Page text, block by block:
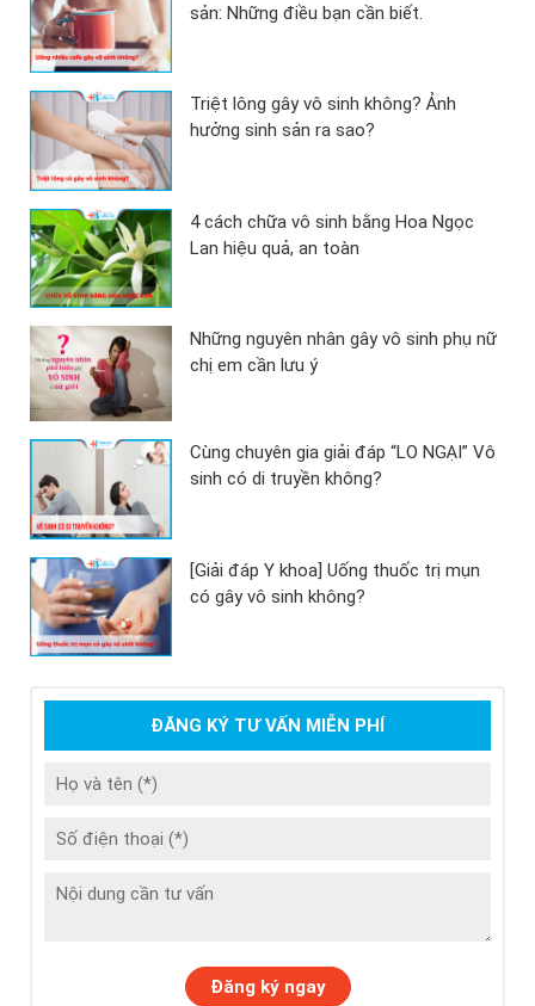
sản: Những điều bạn cần biết.
Triệt lông gây vô sinh không? Ảnh
hưởng sinh sản ra sao?
4 cách chữa vô sinh bằng Hoa Ngọc
Lan hiệu quả, an toàn
Những nguyên nhân gây vô sinh phụ nữ
chị em cần lưu ý
Cùng chuyên gia giải đáp “LO NGẠI” Vô
sinh có di truyền không?
[Giải đáp Y khoa] Uống thuốc trị mụn
có gây vô sinh không?
ĐĂNG KÝ TƯ VẤN MIỄN PHÍ